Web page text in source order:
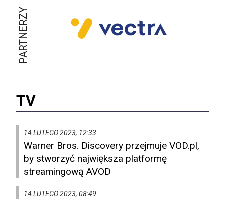
PARTNERZY
TV
14 LUTEGO 2023, 12:33
Warner Bros. Discovery przejmuje VOD.pl,
by stworzyć największa platformę
streamingową AVOD
14 LUTEGO 2023, 08:49